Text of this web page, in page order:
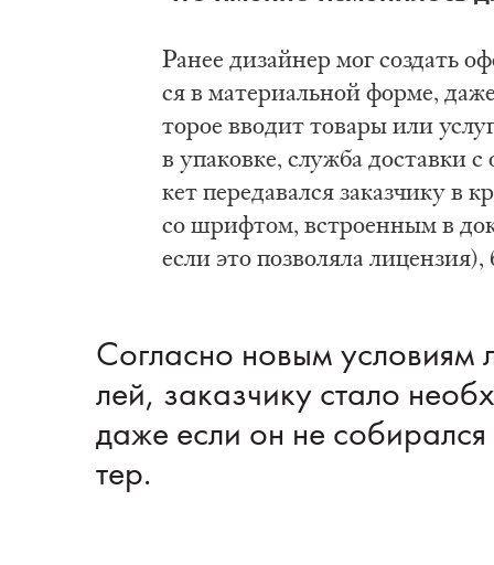
Ра­нее ди­зай­нер мог со­здать
ся в ма­те­ри­аль­ной фор­ме,
то­рое вво­дит то­ва­ры или
в упа­ков­ке, служ­ба
кет пе­ре­да­вал­ся за­каз­чи­ку в
со шриф­том, встро­ен­ным в
если это поз­во­ля­ла
Со­глас­но но­вым усло­ви­ям
лей, за­каз­чи­ку ста­ло
да­же если он не
тер.